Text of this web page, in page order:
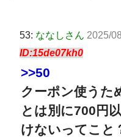
53: ななしさん 2025/
ID:15de07kh0
>>50
クーポン使うた
とは別に700円
けないってこと